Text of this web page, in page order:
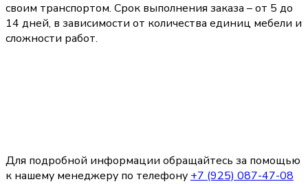
своим транспортом. Срок выполнения заказа – от 5 до
14 дней, в зависимости от количества единиц мебели и
сложности работ.
Для подробной информации обращайтесь за помощью
к нашему менеджеру по телефону +7 (925) 087-47-08